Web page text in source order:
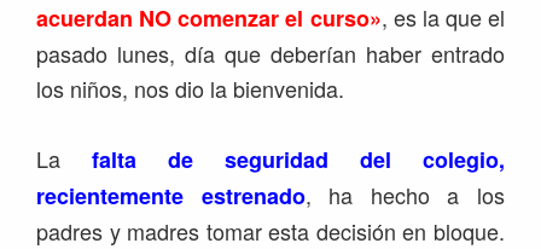
acuerdan NO comenzar el curso», es la que el
pasado lunes, día que deberían haber entrado
los niños, nos dio la bienvenida.
La falta de seguridad del colegio,
recientemente estrenado, ha hecho a los
padres y madres tomar esta decisión en bloque.